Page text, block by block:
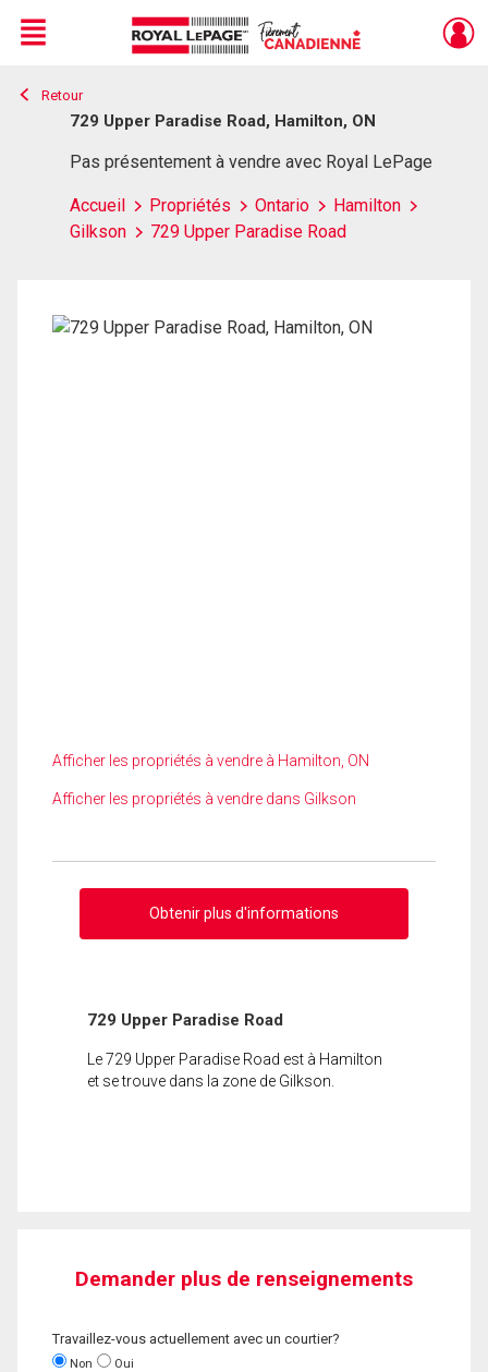
Live
En Direct
Menu
Retour
729 Upper Paradise Road, Hamilton, ON
Pas présentement à vendre avec Royal LePage
Accueil Propriétés Ontario
Hamilton
Gilkson
729 Upper Paradise Road
Afficher les propriétés à vendre à Hamilton, ON
Afficher les propriétés à vendre dans Gilkson
Obtenir plus d'informations
729 Upper Paradise Road
Le 729 Upper Paradise Road est à Hamilton
et se trouve dans la zone de Gilkson.
Demander plus de renseignements
Travaillez-vous actuellement avec un courtier?
Non Oui